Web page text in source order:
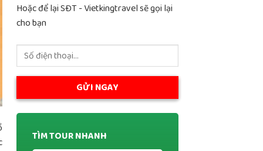
Hoặc để lại SĐT - Vietkingtravel sẽ gọi lại
cho bạn
TÌM TOUR NHANH